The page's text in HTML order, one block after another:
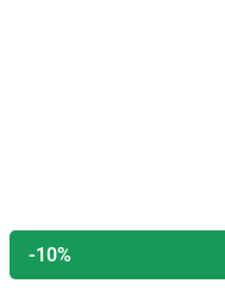
-10%